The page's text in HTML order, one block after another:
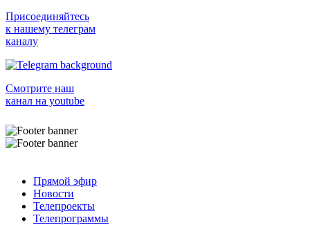
Присоединяйтесь
к нашему телеграм
каналу
Смотрите наш
канал на youtube
Прямой эфир
Новости
Телепроекты
Телепрограммы